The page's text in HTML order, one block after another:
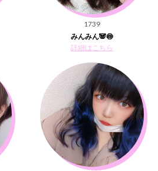
1739
みんみん🐼🍥
詳細はこちら